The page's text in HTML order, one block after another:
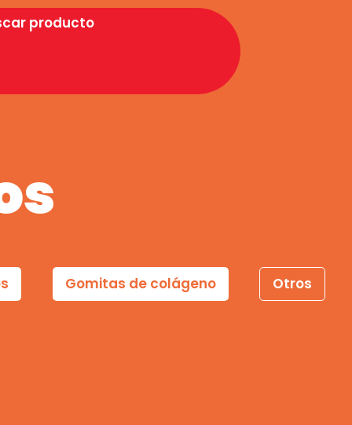
producto
Gomitas de colágeno Otros